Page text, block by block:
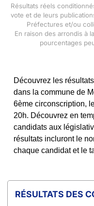
Résultats réels
vote et de leurs
Préfectures et/ou
En raison des arrondis à
pourcentages
Découvrez les
dans la commune de
6ème circonscription,
20h. Découvrez en
candidats aux
résultats incluront le
chaque candidat et le